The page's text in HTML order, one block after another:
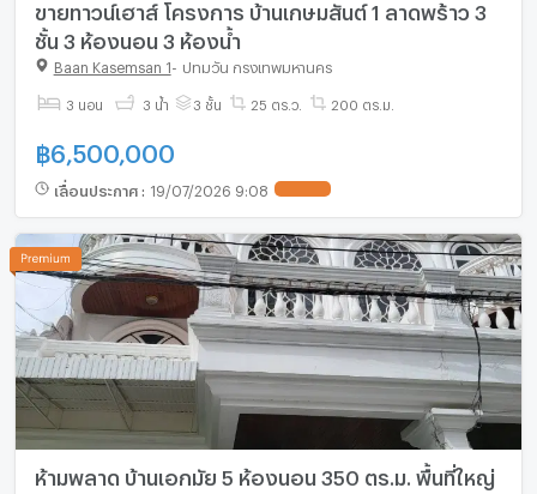
ขายทาวน์เฮาส์ โครงการ บ้านเกษมสันต์ 1 ลาดพร้าว 3
ชั้น 3 ห้องนอน 3 ห้องน้ำ
Baan Kasemsan 1 ปทุมวัน กรุงเทพมหานคร
3 นอน 3 น้ำ 3 ชั้น 25 ตร.ว. 200 ตร.ม.
฿6,500,000
เลื่อนประกาศ : 19/07/2026 9:08
ห้ามพลาด บ้านเอกมัย 5 ห้องนอน 350 ตร.ม. พื้นที่ใหญ่